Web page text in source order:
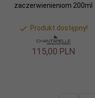
zaczerwienieniom 200ml
Produkt dostępny!
115,00 PLN